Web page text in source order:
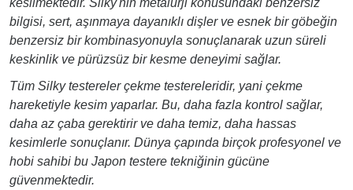
kesilmektedir. Silky'nin metalürji konusundaki benzersiz
bilgisi, sert, aşınmaya dayanıklı dişler ve esnek bir göbeğin
benzersiz bir kombinasyonuyla sonuçlanarak uzun süreli
keskinlik ve pürüzsüz bir kesme deneyimi sağlar.
Tüm Silky testereler çekme testereleridir, yani çekme
hareketiyle kesim yaparlar. Bu, daha fazla kontrol sağlar,
daha az çaba gerektirir ve daha temiz, daha hassas
kesimlerle sonuçlanır. Dünya çapında birçok profesyonel ve
hobi sahibi bu Japon testere tekniğinin gücüne
güvenmektedir.